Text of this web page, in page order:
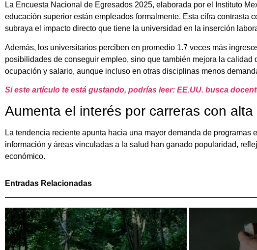
La Encuesta Nacional de Egresados 2025, elaborada por el Instituto
educación superior están empleados formalmente. Esta cifra
subraya el impacto directo que tiene la universidad en la inserción
Además, los universitarios perciben en promedio 1.7 veces más
posibilidades de conseguir empleo, sino que también mejora la
ocupación y salario, aunque incluso en otras disciplinas menos
Si este artículo te está gustando, podrías leer: EE.UU. busca
Aumenta el interés por carreras con
La tendencia reciente apunta hacia una mayor demanda de
información y áreas vinculadas a la salud han ganado popularidad,
económico.
Entradas Relacionadas